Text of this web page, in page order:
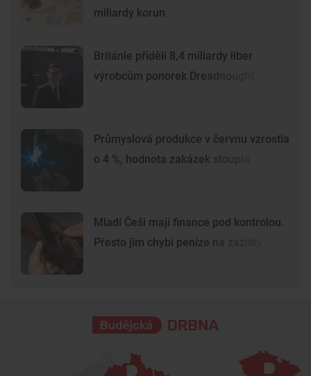
miliardy korun
Británie přidělí 8,4 miliardy liber
výrobcům ponorek Dreadnought
Průmyslová produkce v červnu vzrostla
o 4 %, hodnota zakázek stoupla
Mladí Češi mají finance pod kontrolou.
Přesto jim chybí peníze na zážitky